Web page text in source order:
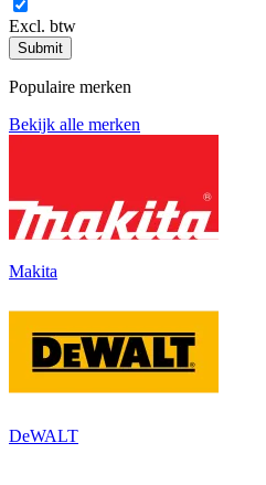
Excl. btw
Submit
Populaire merken
Bekijk alle merken
Makita
DeWALT